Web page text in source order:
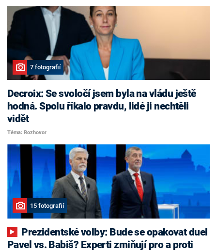
7 fotografií
Decroix: Se svoločí jsem byla na vládu ještě
hodná. Spolu říkalo pravdu, lidé ji nechtěli
vidět
Téma: Rozhovor
15 fotografií
Pavel vs. Babiš? Experti zmiňují pro a proti